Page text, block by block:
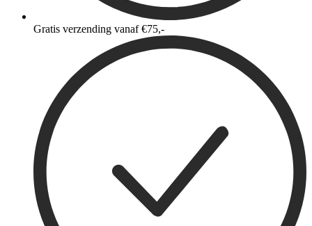
Gratis verzending vanaf €75,-